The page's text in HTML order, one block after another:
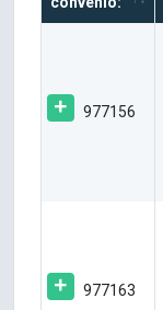
977156
977163